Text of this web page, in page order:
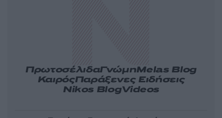
ΠρωτοσέλιδαΓνώμηMelas Blog
ΚαιρόςΠαράξενες Ειδήσεις
Nikos BlogVideos